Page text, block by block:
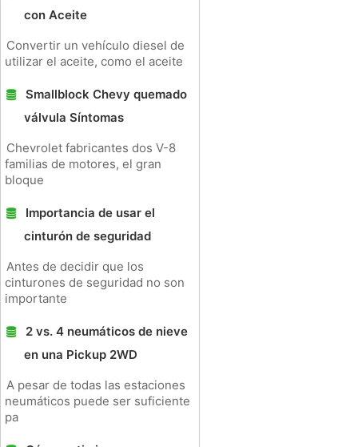
con Aceite
Convertir un vehículo diesel de
utilizar el aceite, como el aceite
Smallblock Chevy quemado
válvula Síntomas
Chevrolet fabricantes dos V-8
familias de motores, el gran
bloque
Importancia de usar el
cinturón de seguridad
Antes de decidir que los
cinturones de seguridad no son
importante
2 vs. 4 neumáticos de nieve
en una Pickup 2WD
A pesar de todas las estaciones
neumáticos puede ser suficiente
pa